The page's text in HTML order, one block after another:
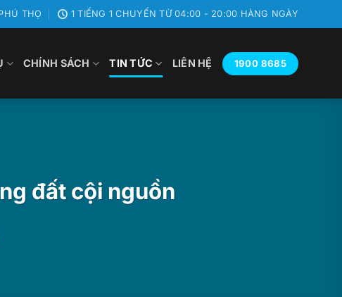
THỌ 1 TIẾNG 1 CHUYẾN TỪ 04:00 - 20:00 HÀNG NGÀY
CHÍNH SÁCH TIN TỨC LIÊN HỆ 1900 8685
đất cội nguồn